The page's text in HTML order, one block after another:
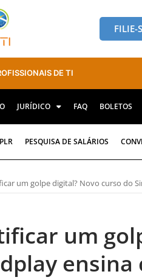
FILIE-
DE TI
JURÍDICO FAQ BOLETOS
PLR PESQUISA DE SALÁRIOS
um golpe digital? Novo curso do
um
ensina